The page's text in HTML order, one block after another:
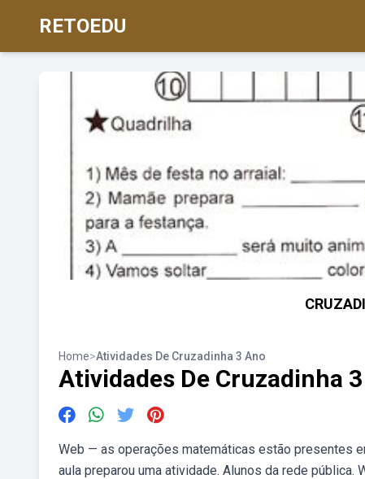
RETOEDU
Home>Atividades De Cruzadinha 3 Ano
Atividades De Cruzadinha
Web — as operações matemáticas estão presentes
aula preparou uma atividade. Alunos da rede